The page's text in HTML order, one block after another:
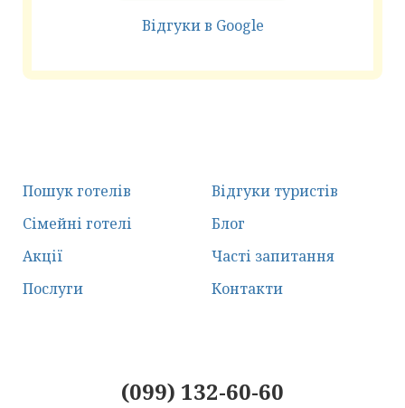
Відгуки в Google
Пошук готелів
Сімейні готелі
Акції
Послуги
Відгуки туристів
Блог
Часті запитання
Контакти
(099) 132-60-60